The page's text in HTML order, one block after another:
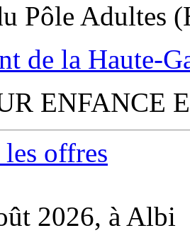
Pôle Adultes
de la Haute-
ENFANCE
offres
2026, à Albi